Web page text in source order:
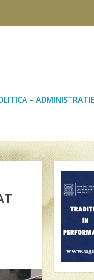
– ADMINISTRATIE